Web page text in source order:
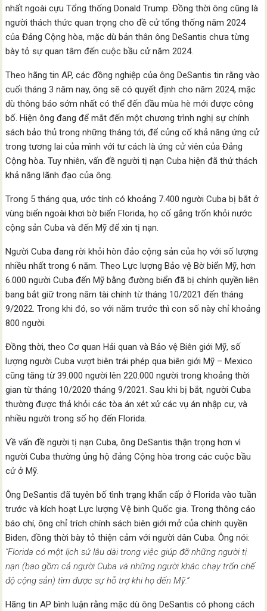
nhất ngoài cựu Tổng thống Donald Trump. Đồng thời ông cũng là
người thách thức quan trọng cho đề cử tổng thống năm 2024
của Đảng Cộng hòa, mặc dù bản thân ông DeSantis chưa từng
bày tỏ sự quan tâm đến cuộc bầu cử năm 2024.
Theo hãng tin AP, các đồng nghiệp của ông DeSantis tin rằng vào
cuối tháng 3 năm nay, ông sẽ có quyết định cho năm 2024, mặc
dù thông báo sớm nhất có thể đến đầu mùa hè mới được công
bố. Hiện ông đang để mắt đến một chương trình nghị sự chính
sách bảo thủ trong những tháng tới, để củng cố khả năng ứng cử
trong tương lai của mình với tư cách là ứng cử viên của Đảng
Cộng hòa. Tuy nhiên, vấn đề người tị nạn Cuba hiện đã thử thách
khả năng lãnh đạo của ông.
Trong 5 tháng qua, ước tính có khoảng 7.400 người Cuba bị bắt ở
vùng biển ngoài khơi bờ biển Florida, họ cố gắng trốn khỏi nước
cộng sản Cuba và đến Mỹ để xin tị nạn.
Người Cuba đang rời khỏi hòn đảo cộng sản của họ với số lượng
nhiều nhất trong 6 năm. Theo Lực lượng Bảo vệ Bờ biển Mỹ, hơn
6.000 người Cuba đến Mỹ bằng đường biển đã bị chính quyền liên
bang bắt giữ trong năm tài chính từ tháng 10/2021 đến tháng
9/2022. Trong khi đó, so với năm trước thì con số này chỉ khoảng
800 người.
Đồng thời, theo Cơ quan Hải quan và Bảo vệ Biên giới Mỹ, số
lượng người Cuba vượt biên trái phép qua biên giới Mỹ – Mexico
cũng tăng từ 39.000 người lên 220.000 người trong khoảng thời
gian từ tháng 10/2020 tháng 9/2021. Sau khi bị bắt, người Cuba
thường được thả khỏi các tòa án xét xử các vụ án nhập cư, và
nhiều người trong số họ đến Florida.
Về vấn đề người tị nạn Cuba, ông DeSantis thận trọng hơn vì
người Cuba thường ủng hộ đảng Cộng hòa trong các cuộc bầu
cử ở Mỹ.
Ông DeSantis đã tuyên bố tình trạng khẩn cấp ở Florida vào tuần
trước và kích hoạt Lực lượng Vệ binh Quốc gia. Trong thông cáo
báo chí, ông chỉ trích chính sách biên giới mở của chính quyền
Biden, đồng thời bày tỏ thiện cảm với người dân Cuba. Ông nói:
“Florida có một lịch sử lâu dài trong việc giúp đỡ những người tị
nạn (bao gồm cả người Cuba và những người khác chạy trốn chế
độ cộng sản) tìm được sự hỗ trợ khi họ đến Mỹ.”
Hãng tin AP bình luận rằng mặc dù ông DeSantis có phong cách